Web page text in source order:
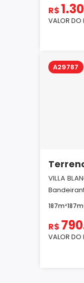
R$
VALOR DO
A29787
VILLA
187m²
R$
VALOR DO